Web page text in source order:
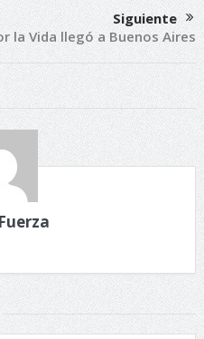
Siguiente
la Vida llegó a Buenos Aires